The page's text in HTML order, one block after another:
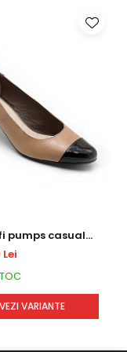
pumps casual
VEZI VARIANTE